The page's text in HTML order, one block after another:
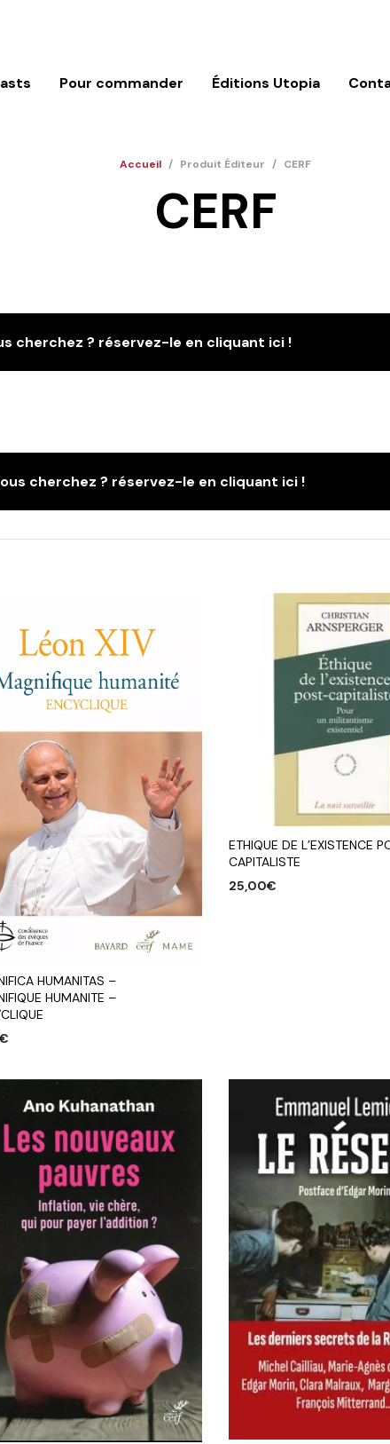
Pour commander Éditions Utopia
Accueil / Produit Éditeur / CERF
CERF
cherchez ? réservez-le en cliquant ici !
cherchez ? réservez-le en cliquant ici !
HUMANITAS –
HUMANITE –
€
ETHIQUE DE L’EXISTENCE
CAPITALISTE
25,00€